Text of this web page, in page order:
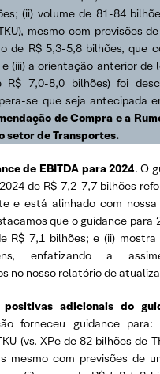
(ii) volume de 81-84
mesmo com previsões
de R$ 5,3-5,8 bilhões, que
(iii) a orientação anterior de
R$ 7,0-8,0 bilhões) foi
se que seja antecipada
de Compra e a
setor de Transportes.
de EBITDA para 2024. O
de R$ 7,2-7,7 bilhões
e está alinhado com
que o guidance para
R$ 7,1 bilhões; e (ii)
enfatizando a
no nosso relatório de
positivas adicionais do
forneceu guidance
(vs. XPe de 82 bilhões de
mesmo com previsões de